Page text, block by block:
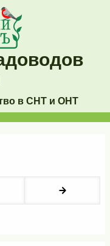
в СНТ и ОНТ